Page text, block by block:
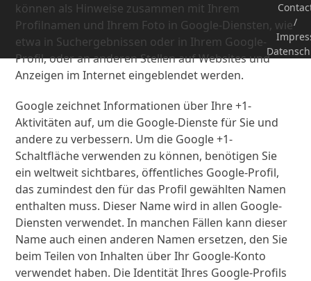
können als Hinweise zusammen mit Ihrem
Profilnamen und Ihrem Foto in Google-Diensten, wie
etwa in Suchergebnissen oder in Ihrem Google-
Profil, oder an anderen Stellen auf Websites und
Anzeigen im Internet eingeblendet werden.
Google zeichnet Informationen über Ihre +1-
Aktivitäten auf, um die Google-Dienste für Sie und
andere zu verbessern. Um die Google +1-
Schaltfläche verwenden zu können, benötigen Sie
ein weltweit sichtbares, öffentliches Google-Profil,
das zumindest den für das Profil gewählten Namen
enthalten muss. Dieser Name wird in allen Google-
Diensten verwendet. In manchen Fällen kann dieser
Name auch einen anderen Namen ersetzen, den Sie
beim Teilen von Inhalten über Ihr Google-Konto
verwendet haben. Die Identität Ihres Google-Profils
/